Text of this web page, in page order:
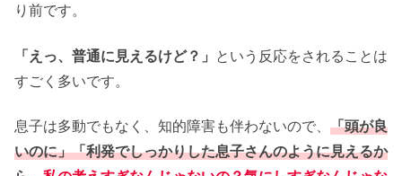
り前です。
「えっ、普通に見えるけど？」 という反応をされることは
すごく多いです。
息子は多動でもなく、知的障害も伴わないので、 「頭が良
いのに」「利発でしっかりした息子さんのように見えるか